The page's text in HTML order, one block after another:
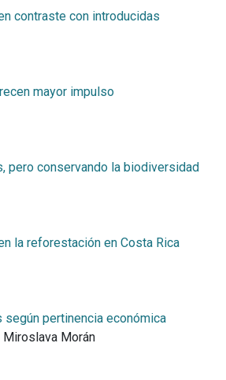
contraste con introducidas
mayor impulso
pero conservando la biodiversidad
la reforestación en Costa Rica
pertinencia económica
Miroslava Morán